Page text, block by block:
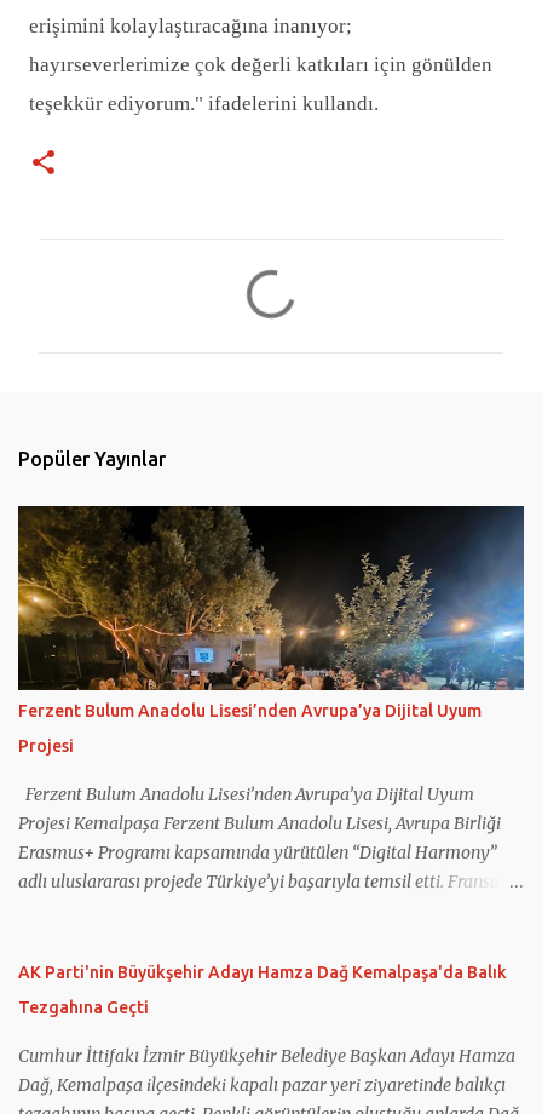
erişimini kolaylaştıracağına inanıyor;
hayırseverlerimize çok değerli katkıları için gönülden
teşekkür ediyorum." ifadelerini kullandı.
r
Popüler Yayınlar
Ferzent Bulum Anadolu Lisesi’nden Avrupa’ya Dijital Uyum
Projesi
Ferzent Bulum Anadolu Lisesi’nden Avrupa’ya Dijital Uyum
Projesi Kemalpaşa Ferzent Bulum Anadolu Lisesi, Avrupa Birliği
Erasmus+ Programı kapsamında yürütülen “Digital Harmony”
adlı uluslararası projede Türkiye’yi başarıyla temsil etti. Fransa
kurumları katıldı. Projede gençlerin dijital okuryazarlık
becerilerinin geliştirilmesi, sosyal medyanın bilinçli kullanımı,
oluşturulması hedeflendi. Çalışmalar kapsamında öğretmen ve
öğrencilerin kullanımına yönelik eğitim materyalleri
AK Parti'nin Büyükşehir Adayı Hamza Dağ Kemalpaşa'da Balık
Tezgahına Geçti
Cumhur İttifakı İzmir Büyükşehir Belediye Başkan Adayı Hamza
Dağ, Kemalpaşa ilçesindeki kapalı pazar yeri ziyaretinde balıkçı